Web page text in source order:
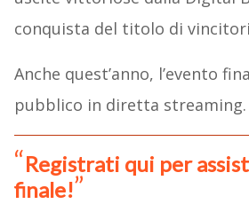
conquista del titolo di
Anche quest’anno, l’evento
pubblico in diretta streaming.
Registrati qui per
finale!